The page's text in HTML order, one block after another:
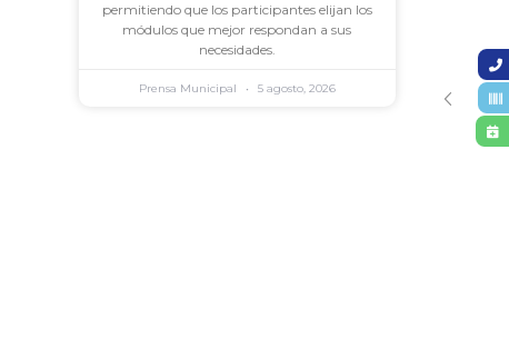
permitiendo que los participantes elijan los
módulos que mejor respondan a sus
necesidades.
Prensa Municipal 5 agosto, 2026